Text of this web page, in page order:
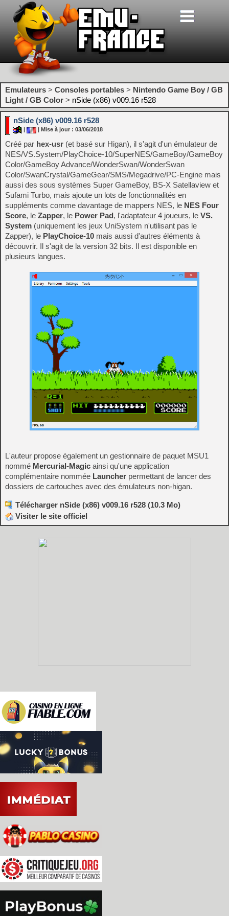
Emulateurs > Consoles portables > Nintendo Game Boy / GB
Light / GB Color > nSide (x86) v009.16 r528
nSide (x86) v009.16 r528
| Mise à jour : 03/06/2018
Créé par hex-usr (et basé sur Higan), il s'agit d'un émulateur de
NES/VS.System/PlayChoice-10/SuperNES/GameBoy/GameBoy
Color/GameBoy Advance/WonderSwan/WonderSwan
Color/SwanCrystal/GameGear/SMS/Megadrive/PC-Engine mais
aussi des sous systèmes Super GameBoy, BS-X Satellaview et
Sufami Turbo, mais ajoute un lots de fonctionnalités en
suppléments comme davantage de mappers NES, le NES Four
Score, le Zapper, le Power Pad, l'adaptateur 4 joueurs, le VS.
System (uniquement les jeux UniSystem n'utilisant pas le
Zapper), le PlayChoice-10 mais aussi d'autres éléments à
découvrir. Il s'agit de la version 32 bits. Il est disponible en
plusieurs langues.
L'auteur propose également un gestionnaire de paquet MSU1
nommé Mercurial-Magic ainsi qu'une application
complémentaire nommée Launcher permettant de lancer des
dossiers de cartouches avec des émulateurs non-higan.
Télécharger nSide (x86) v009.16 r528 (10.3 Mo)
Visiter le site officiel